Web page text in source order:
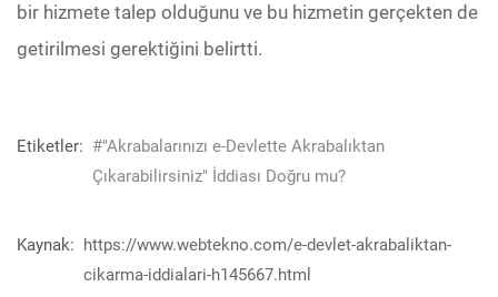
bir hizmete talep olduğunu ve bu hizmetin gerçekten de
getirilmesi gerektiğini belirtti.
Etiketler: #"Akrabalarınızı e-Devlette Akrabalıktan
Çıkarabilirsiniz" İddiası Doğru mu?
Kaynak: https://www.webtekno.com/e-devlet-akrabaliktan-
cikarma-iddialari-h145667.html